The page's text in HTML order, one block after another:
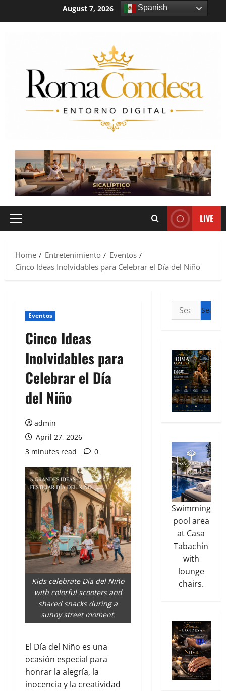
August 7, 2026 7:15:12 AM
LIVE
Home Entretenimiento
Eventos
Cinco Ideas Inolvidables para Celebrar el Día del Niño
Eventos
Cinco Ideas
Inolvidables para
Celebrar el Día
del Niño
admin
April 27, 2026
3 minutes read
0
Kids celebrate Día del Niño
with colorful scooters and
shared snacks during a
sunny street moment.
El Día del Niño es una
ocasión especial para
honrar la alegría, la
inocencia y la creatividad
Swimming
pool area
at Casa
Tabachin
with
lounge
chairs.
Spanish